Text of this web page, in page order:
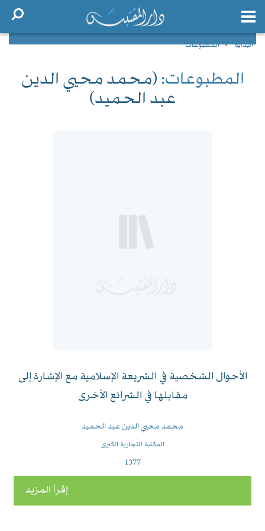
البداية المطبوعات
المطبوعات: (محمد محيي الدين
عبد الحميد)
الأحوال الشخصية في الشريعة الإسلامية مع الإشارة إلى
مقابلها في الشرائع الأخرى
محمد محيي الدين عبد الحميد
المكتبة التجارية الكبرى
1377
إقرأ المزيد